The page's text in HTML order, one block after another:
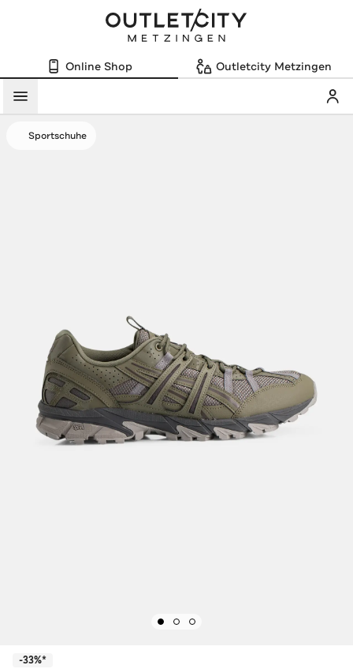
Online Shop Outletcity Metzingen
Menü
Sportschuhe
-33%*